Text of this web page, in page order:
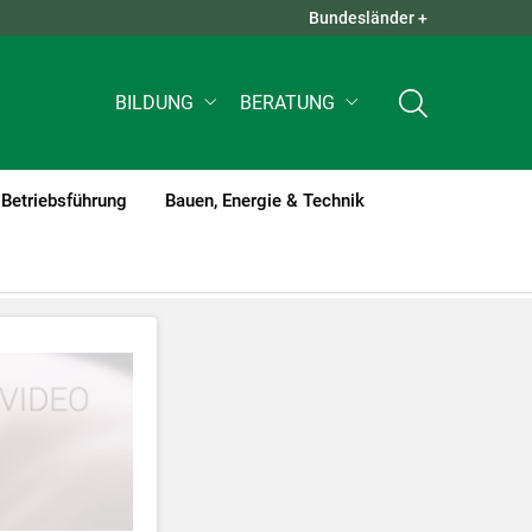
QUICK LINKS +
Bundesländer +
BILDUNG BERATUNG
Betriebsführung Bauen, Energie & Technik
werden